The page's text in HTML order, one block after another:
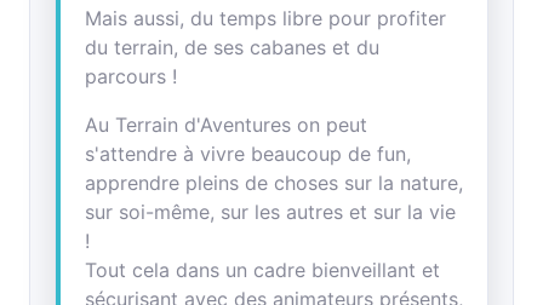
Mais aussi, du temps libre pour profiter
du terrain, de ses cabanes et du
parcours !
Au Terrain d'Aventures on peut
s'attendre à vivre beaucoup de fun,
apprendre pleins de choses sur la nature,
sur soi-même, sur les autres et sur la vie
!
Tout cela dans un cadre bienveillant et
sécurisant avec des animateurs présents,